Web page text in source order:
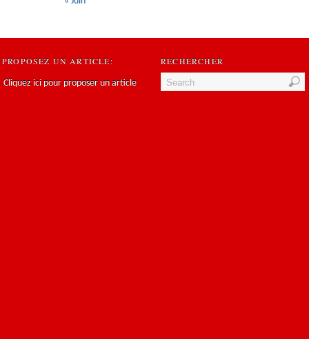
PROPOSEZ UN ARTICLE:
Cliquez ici pour proposer un article
RECHERCHER